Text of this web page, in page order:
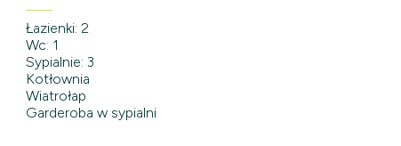
Łazienki: 2
Wc: 1
Sypialnie: 3
Kotłownia
Wiatrołap
Garderoba w sypialni